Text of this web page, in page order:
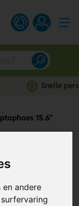
andere
15.6"